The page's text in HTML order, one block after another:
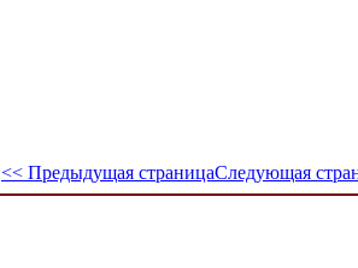
<< Предыдущая страницаСледующая